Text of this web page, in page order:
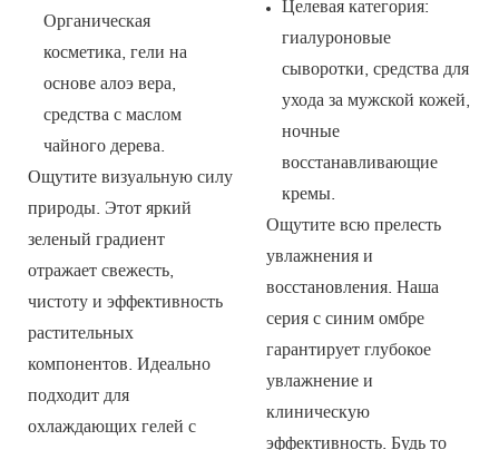
Органическая
косметика, гели на
основе алоэ вера,
средства с маслом
чайного дерева.
Ощутите визуальную силу
природы. Этот яркий
зеленый градиент
отражает свежесть,
чистоту и эффективность
растительных
компонентов. Идеально
подходит для
охлаждающих гелей с
Целевая категория:
гиалуроновые
сыворотки, средства для
ухода за мужской кожей,
ночные
восстанавливающие
кремы.
Ощутите всю прелесть
увлажнения и
восстановления. Наша
серия с синим омбре
гарантирует глубокое
увлажнение и
клиническую
эффективность. Будь то